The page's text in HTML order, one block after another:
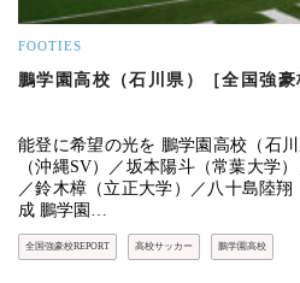
FOOTIES
鵬学園高校（石川県）［全国強豪
能登に希望の光を 鵬学園高校（石
（沖縄SV）／坂本陽斗（常葉大学
／鈴木樟（立正大学）／八十島陸翔
成 鵬学園…
全国強豪校REPORT 高校サッカー 鵬学園高校